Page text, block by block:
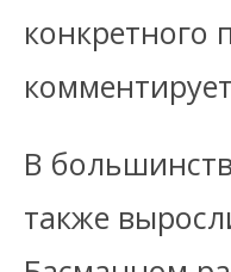
конкретного
В
также